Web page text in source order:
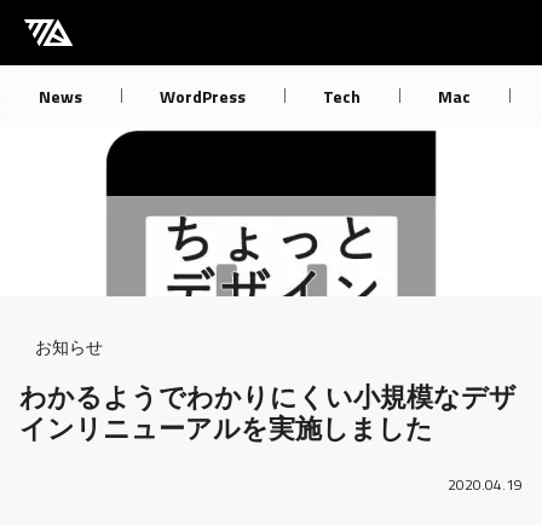
[M] mbdb [モバデビ]
News WordPress Tech Mac
Breadcrumb
お知らせ
わかるようでわかりにくい小規模なデザ
インリニューアルを実施しました
2020.04.19